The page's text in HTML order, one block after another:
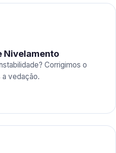
Nivelamento
Corrigimos o
a vedação.